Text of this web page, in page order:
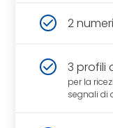
2
3 profili
per la
segnali di